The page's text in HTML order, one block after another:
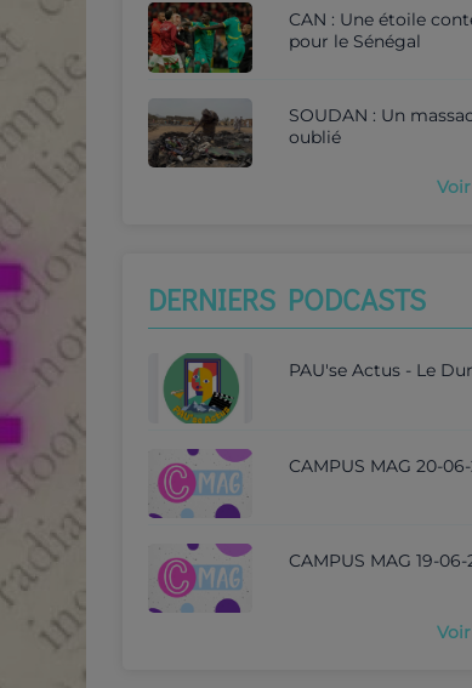
CAN : Une étoile
pour le Sénégal
SOUDAN : Un
oublié
DERNIERS PODCASTS
PAU'se Actus - Le
CAMPUS MAG 20-
CAMPUS MAG 19-06-